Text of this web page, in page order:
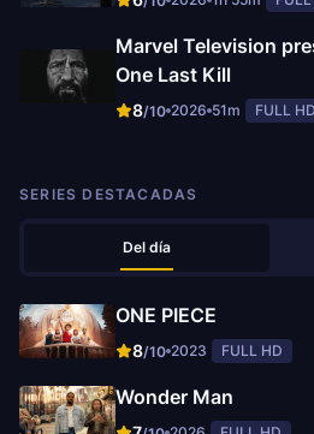
Marvel Television
One Last Kill
8/10 2026 51m FULL HD
SERIES DESTACADAS
Del día
ONE PIECE
8/10 2023 FULL HD
Wonder Man